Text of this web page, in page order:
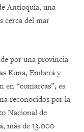
Antioquia, una
cerca del mar
por una provincia
Kuna, Emberá y
en “comarcas”, es
reconocidos por la
Nacional de
más de 13.000